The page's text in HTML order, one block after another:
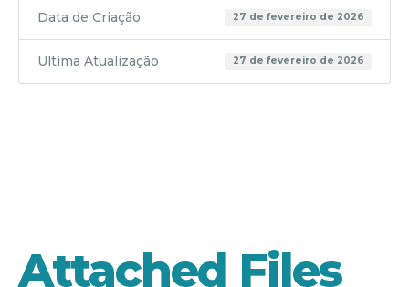
Data de Criação 27 de fevereiro de 2026
Ultima Atualização 27 de fevereiro de 2026
Attached Files